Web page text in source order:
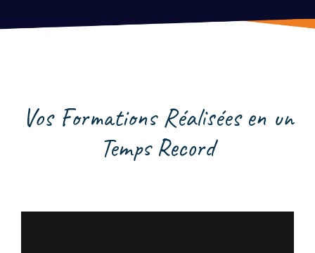
Vos Formations Réalisées en un
Temps Record